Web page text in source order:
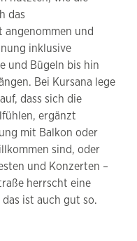
das
angenommen und
inklusive
und Bügeln bis hin
Bei Kursana lege
dass sich die
ergänzt
mit Balkon oder
sind, oder
und Konzerten –
herrscht eine
ist auch gut so.